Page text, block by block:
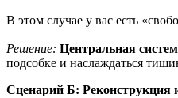
В этом случае у вас есть
Решение: Центральная
подсобке и наслаждаться
Сценарий Б: Реконструкция